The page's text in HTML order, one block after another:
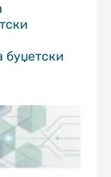
буџетски